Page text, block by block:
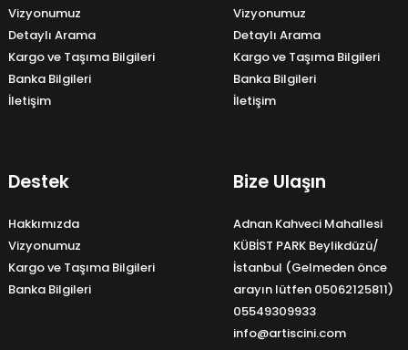
Vizyonumuz
Detaylı Arama
Kargo ve Taşıma Bilgileri
Banka Bilgileri
İletişim
Vizyonumuz
Detaylı Arama
Kargo ve Taşıma Bilgileri
Banka Bilgileri
İletişim
Destek
Hakkımızda
Vizyonumuz
Kargo ve Taşıma Bilgileri
Banka Bilgileri
Bize Ulaşın
Adnan Kahveci Mahallesi
KÜBİST PARK Beylikdüzü/
İstanbul (Gelmeden önce
arayın lütfen 05062125811)
05549309933
info@artiscini.com